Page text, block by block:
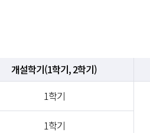
개설학기(1학기, 2학기)
1학기
1학기